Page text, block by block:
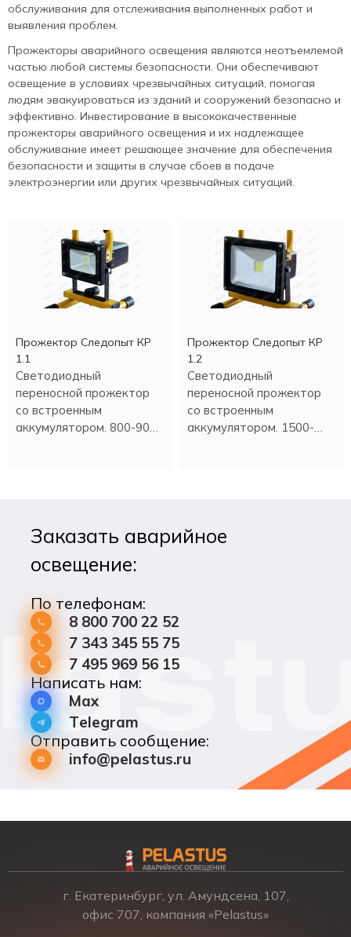
обслуживания для отслеживания выполненных работ и
выявления проблем.
Прожекторы аварийного освещения являются неотъемлемой
частью любой системы безопасности. Они обеспечивают
освещение в условиях чрезвычайных ситуаций, помогая
людям эвакуироваться из зданий и сооружений безопасно и
эффективно. Инвестирование в высококачественные
прожекторы аварийного освещения и их надлежащее
обслуживание имеет решающее значение для обеспечения
безопасности и защиты в случае сбоев в подаче
электроэнергии или других чрезвычайных ситуаций.
Прожектор Следопыт КР
1.1
Светодиодный
переносной прожектор
со встроенным
аккумулятором. 800-900
Прожектор Следопыт КР
1.2
Светодиодный
переносной прожектор
со встроенным
аккумулятором. 1500-
Заказать аварийное
освещение:
По телефонам:
8 800 700 22 52
7 343 345 55 75
7 495 969 56 15
Написать нам:
Max
Telegram
Отправить сообщение:
info@pelastus.ru
г. Екатеринбург, ул. Амундсена, 107,
офис 707, компания «Pelastus»